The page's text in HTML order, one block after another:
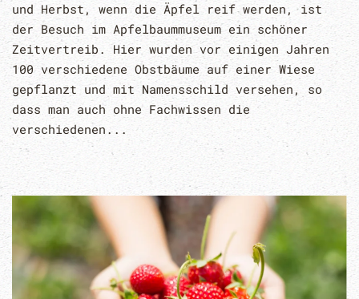
und Herbst, wenn die Äpfel reif werden, ist
der Besuch im Apfelbaummuseum ein schöner
Zeitvertreib. Hier wurden vor einigen Jahren
100 verschiedene Obstbäume auf einer Wiese
gepflanzt und mit Namensschild versehen, so
dass man auch ohne Fachwissen die
verschiedenen...